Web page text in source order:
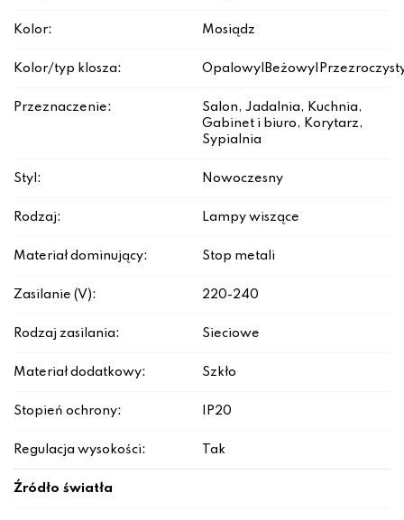
Kolor: Mosiądz
Kolor/typ klosza:
Przeznaczenie:
Salon, Jadalnia, Kuchnia,
Gabinet i biuro, Korytarz,
Sypialnia
Styl: Nowoczesny
Rodzaj: Lampy wiszące
Materiał dominujący: Stop metali
Zasilanie (V): 220-240
Rodzaj zasilania: Sieciowe
Materiał dodatkowy: Szkło
Stopień ochrony: IP20
Regulacja wysokości: Tak
Źródło światła